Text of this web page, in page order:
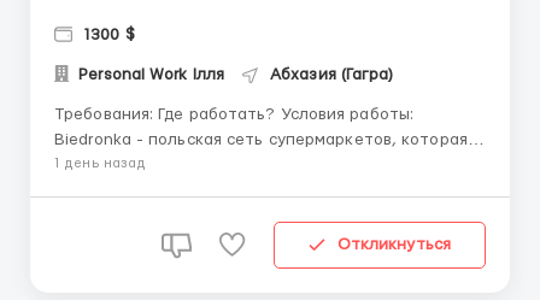
1300 $
Personal Work Ілля Абхазия (Гагра)
Требования: Где работать? Условия работы:
Biedronka - польская сеть супермаркетов, которая
присутствует в большинстве городов Польши.
товаров. Звоните – БЕСПЛАТНАЯ консультация! ...
1 день назад
Откликнуться